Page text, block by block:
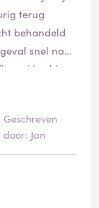
terug
behandeld
snel naar
hadden.
een
niet.
Geschreven
door: Jan